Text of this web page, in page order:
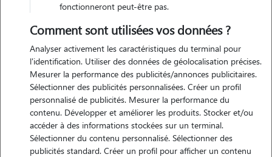
Motivation
je souhaiterais garder des animaux car j'aimerais pouvoir lier l'utile à
l'agréable : me faire un petit peu d'argent et m'occuper d'animaux !
c'est une activité que j'aime plus que tout. elle me permet de me
sentir utile.
fonctionneront peut-être pas.
Comment sont utilisées vos données ?
Analyser activement les caractéristiques du terminal pour
l'identification. Utiliser des données de géolocalisation précises.
Mesurer la performance des publicités/annonces publicitaires.
Sélectionner des publicités personnalisées. Créer un profil
personnalisé de publicités. Mesurer la performance du
contenu. Développer et améliorer les produits. Stocker et/ou
accéder à des informations stockées sur un terminal.
Sélectionner du contenu personnalisé. Sélectionner des
publicités standard. Créer un profil pour afficher un contenu